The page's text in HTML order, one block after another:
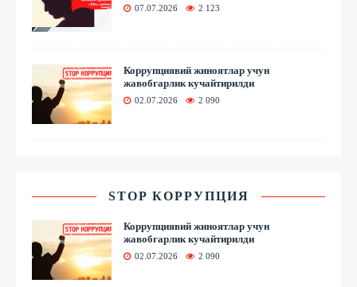
07.07.2026 2 123
Коррупциявий жиноятлар учун
жавобгарлик кучайтирилди
02.07.2026 2 090
STOP КОРРУПЦИЯ
Коррупциявий жиноятлар учун
жавобгарлик кучайтирилди
02.07.2026 2 090